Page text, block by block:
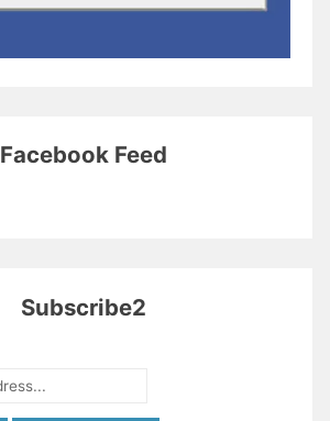
Facebook Feed
Subscribe2